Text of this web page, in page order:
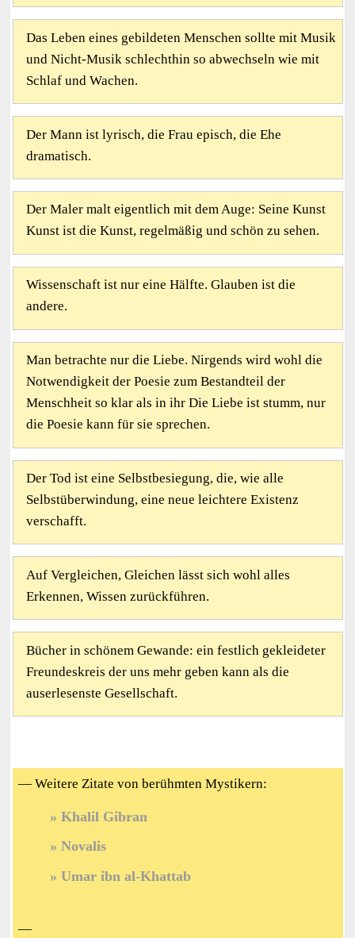
Das Leben eines gebildeten Menschen sollte mit Musik
und Nicht-Musik schlechthin so abwechseln wie mit
Schlaf und Wachen.
Der Mann ist lyrisch, die Frau episch, die Ehe
dramatisch.
Der Maler malt eigentlich mit dem Auge: Seine Kunst
Kunst ist die Kunst, regelmäßig und schön zu sehen.
Wissenschaft ist nur eine Hälfte. Glauben ist die
andere.
Man betrachte nur die Liebe. Nirgends wird wohl die
Notwendigkeit der Poesie zum Bestandteil der
Menschheit so klar als in ihr Die Liebe ist stumm, nur
die Poesie kann für sie sprechen.
Der Tod ist eine Selbstbesiegung, die, wie alle
Selbstüberwindung, eine neue leichtere Existenz
verschafft.
Auf Vergleichen, Gleichen lässt sich wohl alles
Erkennen, Wissen zurückführen.
Bücher in schönem Gewande: ein festlich gekleideter
Freundeskreis der uns mehr geben kann als die
auserlesenste Gesellschaft.
— Weitere Zitate von berühmten Mystikern:
Khalil Gibran
Novalis
Umar ibn al-Khattab
—